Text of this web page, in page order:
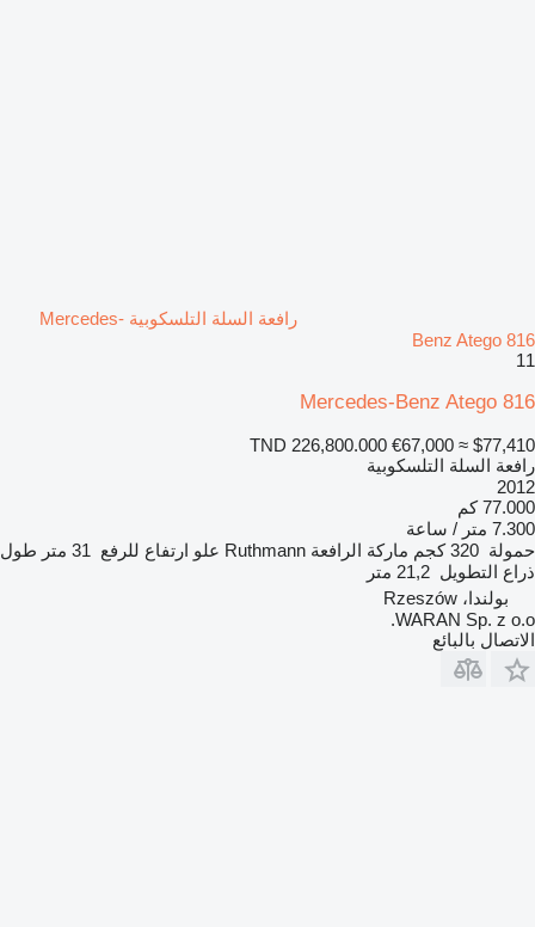
رافعة السلة التلسكوبية Mercedes-
Benz Atego 816
11
Mercedes-Benz Atego 816
TND 226,800.000 €67,000 ≈ $77,410
رافعة السلة التلسكوبية
2012
77.000 كم
7.300 متر / ساعة
حمولة 320 كجم ماركة الرافعة Ruthmann علو ارتفاع للرفع 31 متر
طول
ذراع التطويل 21,2 متر
بولندا، Rzeszów
WARAN Sp. z o.o.
الاتصال بالبائع